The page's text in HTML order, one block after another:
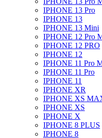
IPHONE 13 Pro
IPHONE 13
IPHONE 13 Mini
IPHONE 12 Pro
IPHONE 12 PRO
IPHONE 12
IPHONE 11 Pro
IPHONE 11 Pro
IPHONE 11
IPHONE XR
IPHONE XS
IPHONE XS
IPHONE X
IPHONE 8 PLUS
IPHONE 8